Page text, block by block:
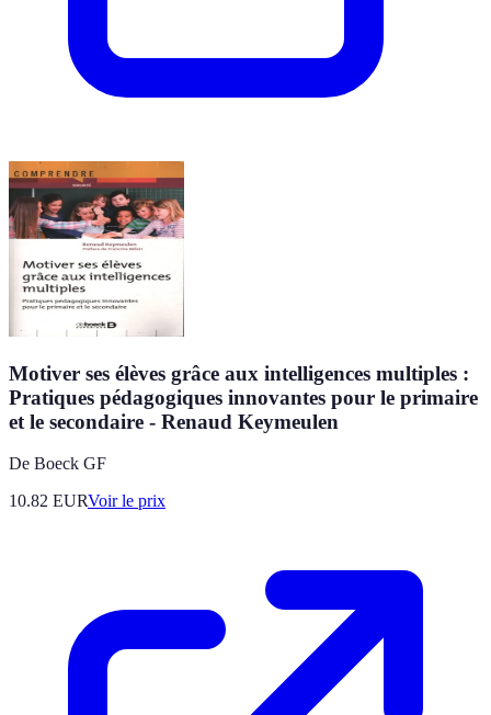
Motiver ses élèves grâce aux intelligences multiples :
Pratiques pédagogiques innovantes pour le primaire
et le secondaire - Renaud Keymeulen
De Boeck GF
10.82 EURVoir le prix